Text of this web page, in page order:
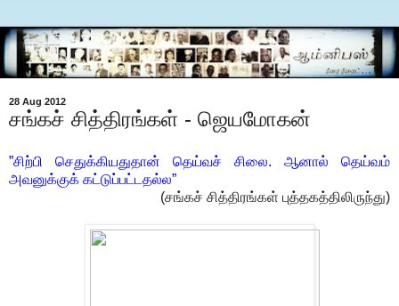
28 Aug 2012
சங்கச் சித்திரங்கள் - ஜெயமோகன்
”சிற்பி செதுக்கியதுதான் தெய்வச் சிலை. ஆனால் தெய்வம்
அவனுக்குக் கட்டுப்பட்டதல்ல”
(சங்கச் சித்திரங்கள் புத்தகத்திலிருந்து)